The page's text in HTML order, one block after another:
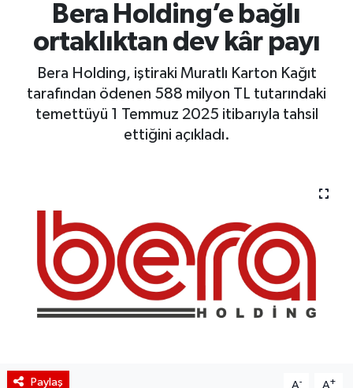
Bera Holding’e bağlı
ortaklıktan dev kâr payı
Bera Holding, iştiraki Muratlı Karton Kağıt
tarafından ödenen 588 milyon TL tutarındaki
temettüyü 1 Temmuz 2025 itibarıyla tahsil
ettiğini açıkladı.
Paylaş A- A+
Bitcoin
Şirket Haberleri
Borsa Gundem
BIST 100 Isı Haritası
Ekonomik Takvim
Kiripto Para Piyasası
Gizlilik Sözleşmesi
İletişim